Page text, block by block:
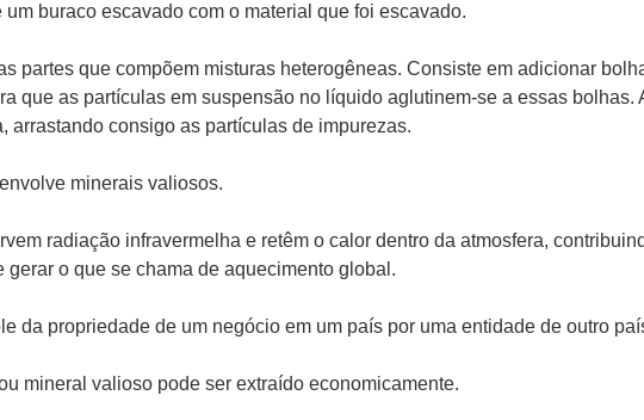
um buraco escavado com o material que foi escavado.
partes que compõem misturas heterogêneas. Consiste em adicionar
que as partículas em suspensão no líquido aglutinem-se a essas bolhas.
arrastando consigo as partículas de impurezas.
minerais valiosos.
radiação infravermelha e retêm o calor dentro da atmosfera,
o que se chama de aquecimento global.
da propriedade de um negócio em um país por uma entidade de outro
mineral valioso pode ser extraído economicamente.